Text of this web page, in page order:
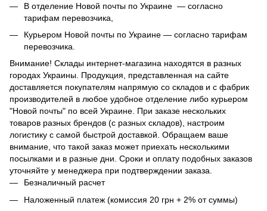
В отделение Новой почты по Украине — согласно
тарифам перевозчика,
Курьером Новой почты по Украине — согласно тарифам
перевозчика.
Внимание! Склады интернет-магазина находятся в разных
городах Украины. Продукция, представленная на сайте
доставляется покупателям напрямую со складов и с фабрик
производителей в любое удобное отделение либо курьером
"Новой почты" по всей Украине. При заказе нескольких
товаров разных брендов (с разных складов), настроим
логистику с самой быстрой доставкой. Обращаем ваше
внимание, что такой заказ может приехать несколькими
посылками и в разные дни. Сроки и оплату подобных заказов
уточняйте у менеджера при подтверждении заказа.
Безналичный расчет
Наложенный платеж (комиссия 20 грн + 2% от суммы)